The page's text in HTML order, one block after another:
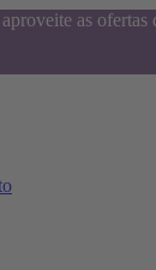
as ofertas